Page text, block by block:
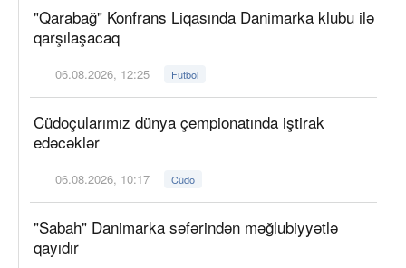
"Qarabağ" Konfrans Liqasında Danimarka klubu ilə
qarşılaşacaq
06.08.2026, 12:25 Futbol
Cüdoçularımız dünya çempionatında iştirak
edəcəklər
06.08.2026, 10:17 Cüdo
"Sabah" Danimarka səfərindən məğlubiyyətlə
qayıdır